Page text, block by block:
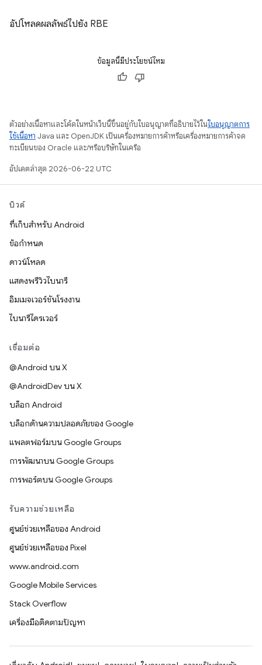
อัปโหลดผลลัพธ์ไปยัง RBE
ข้อมูลนี้มีประโยชน์ไหม
ตัวอย่างเนื้อหาและโค้ดในหน้าเว็บนี้ขึ้นอยู่กับใบอนุญาตที่อธิบายไว้ในใบอนุญาตการ
ใช้เนื้อหา Java และ OpenJDK เป็นเครื่องหมายการค้าหรือเครื่องหมายการค้าจด
ทะเบียนของ Oracle และ/หรือบริษัทในเครือ
อัปเดตล่าสุด 2026-06-22 UTC
บิวด์
ที่เก็บสำหรับ Android
ข้อกำหนด
ดาวน์โหลด
แสดงพรีวิวไบนารี
อิมเมจเวอร์ชันโรงงาน
ไบนารีไดรเวอร์
เชื่อมต่อ
@Android บน X
@AndroidDev บน X
บล็อก Android
บล็อกด้านความปลอดภัยของ Google
แพลตฟอร์มบน Google Groups
การพัฒนาบน Google Groups
การพอร์ตบน Google Groups
รับความช่วยเหลือ
ศูนย์ช่วยเหลือของ Android
ศูนย์ช่วยเหลือของ Pixel
www.android.com
Google Mobile Services
Stack Overflow
เครื่องมือติดตามปัญหา